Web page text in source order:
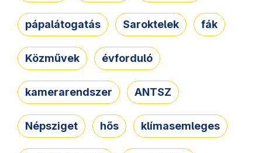
pápalátogatás Saroktelek fák
Közművek évforduló
kamerarendszer ANTSZ
Népsziget hős klímasemleges